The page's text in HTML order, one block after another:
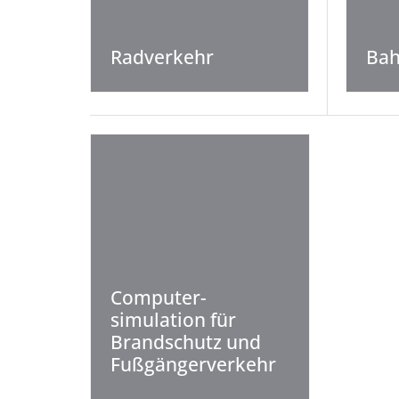
Radverkehr
Computer­
simulation für
Brandschutz und
Fußgänger­verkehr